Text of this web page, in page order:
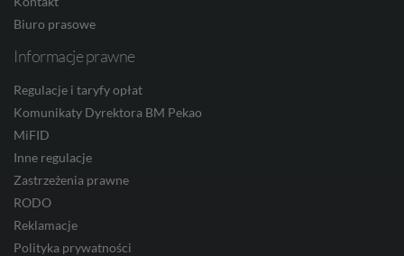
Biuro prasowe
Informacje prawne
Regulacje i taryfy opłat
Komunikaty Dyrektora BM Pekao
MiFID
Inne regulacje
Zastrzeżenia prawne
RODO
Reklamacje
Polityka prywatności